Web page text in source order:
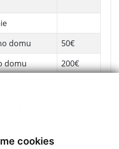
cookies
domu
50€
domu
200€